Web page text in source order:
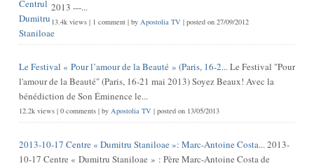
2013 ---...
13.4k views| 1 comment| by Apostolia TV | posted on 27/09/2012
Le Festival « Pour l’amour de la Beauté » (Paris, 16-2...Le Festival "Pour
l'amour de la Beauté" (Paris, 16-21 mai 2013) Soyez Beaux! Avec la
bénédiction de Son Éminence le...
12.2k views| 0 comments| by Apostolia TV | posted on 13/05/2013
2013-10-17 Centre « Dumitru Staniloae »: Marc-Antoine Costa...2013-
10-17 Centre « Dumitru Staniloae » : Père Marc-Antoine Costa de